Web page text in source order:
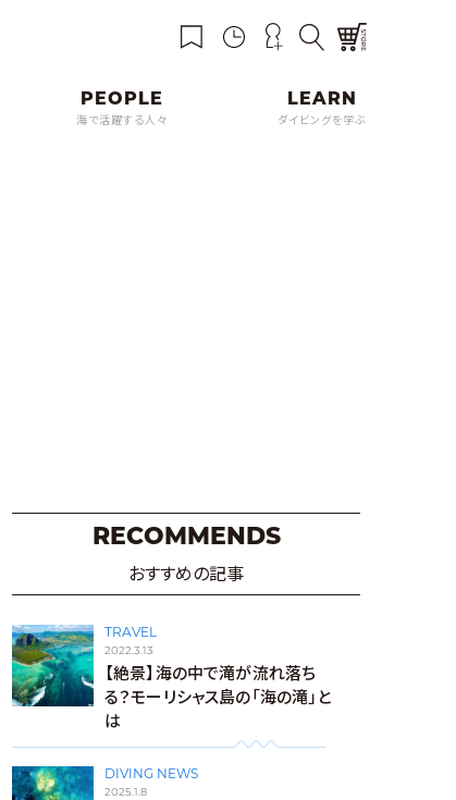
海で活躍する人々 ダイビングを学ぶ
RECOMMENDS
おすすめの記事
TRAVEL
2022.3.13
【絶景】海の中で滝が流れ落ち
る？モーリシャス島の「海の滝」と
は
DIVING NEWS
2025.1.8